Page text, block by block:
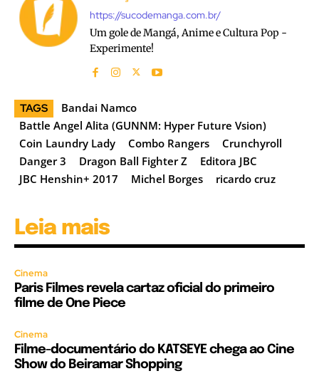
https://sucodemanga.com.br/
Um gole de Mangá, Anime e Cultura Pop -
Experimente!
TAGS
Bandai Namco
Battle Angel Alita (GUNNM: Hyper Future Vsion)
Coin Laundry Lady
Combo Rangers
Crunchyroll
Danger 3
Dragon Ball Fighter Z
Editora JBC
JBC Henshin+ 2017
Michel Borges ricardo cruz
Leia mais
Cinema
Paris Filmes revela cartaz oficial do primeiro
filme de One Piece
Cinema
Filme-documentário do KATSEYE chega ao Cine
Show do Beiramar Shopping